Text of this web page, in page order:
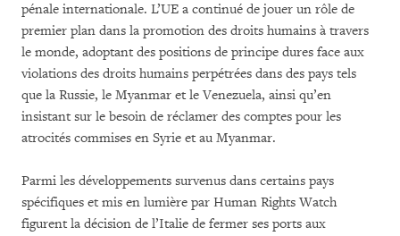
pénale internationale. L’UE a continué de jouer un rôle de
premier plan dans la promotion des droits humains à travers
le monde, adoptant des positions de principe dures face aux
violations des droits humains perpétrées dans des pays tels
que la Russie, le Myanmar et le Venezuela, ainsi qu’en
insistant sur le besoin de réclamer des comptes pour les
atrocités commises en Syrie et au Myanmar.
Parmi les développements survenus dans certains pays
spécifiques et mis en lumière par Human Rights Watch
figurent la décision de l’Italie de fermer ses ports aux